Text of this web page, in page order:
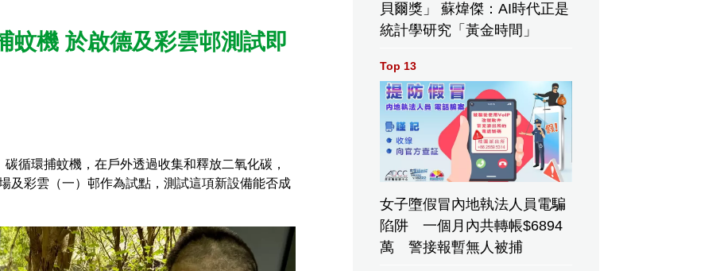
蚊機 於啟德及彩雲邨測試即
循環捕蚊機，在戶外透過收集和釋放二氧化碳，
及彩雲（一）邨作為試點，測試這項新設備能否成
貝爾獎」 蘇煒傑：AI時代正是
統計學研究「黃金時間」
Top 13
女子墮假冒內地執法人員電騙
陷阱 一個月內共轉帳$6894
萬 警接報暫無人被捕